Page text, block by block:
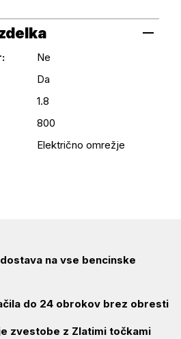
Ne
Da
1.8
800
Električno omrežje
na vse bencinske
do 24 obrokov brez obresti
zvestobe z Zlatimi točkami